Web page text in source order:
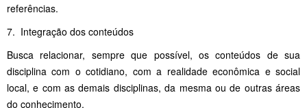
referências.
7. Integração dos conteúdos
Busca relacionar, sempre que possível, os conteúdos de sua
disciplina com o cotidiano, com a realidade econômica e social
local, e com as demais disciplinas, da mesma ou de outras áreas
do conhecimento.